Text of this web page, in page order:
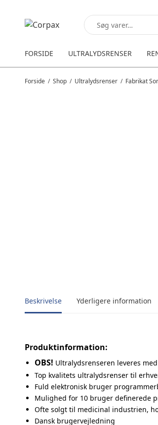
FORSIDE ULTRALYDSRENSER
Forside / Shop / Ultralydsrenser / Fabrikat
Beskrivelse Yderligere information
Produktinformation:
OBS! Ultralydsrenseren leveres
Top kvalitets ultralydsrenser til
Fuld elektronisk bruger
Mulighed for 10 bruger definerede
Ofte solgt til medicinal industrien,
Dansk brugervejledning